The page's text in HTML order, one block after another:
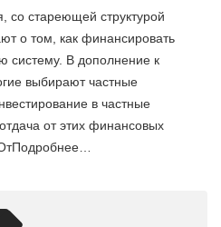
со стареющей структурой
о том, как финансировать
систему. В дополнение к
выбирают частные
в частные
от этих финансовых
ОтПодробнее…